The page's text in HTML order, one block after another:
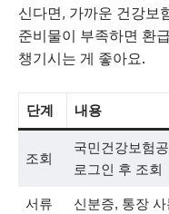
신다면, 가까운 건강보
준비물이 부족하면 환
챙기시는 게 좋아요.
단계 내용
조회
국민건강보험
로그인 후 조회
서류
신분증, 통장